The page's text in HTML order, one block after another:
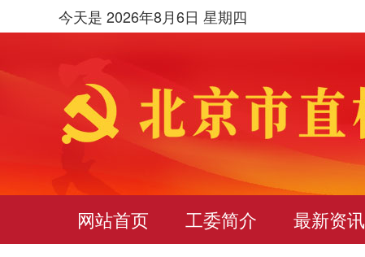
今天是 2026年8月6日 星期四
网站首页 工委简介 最新资讯